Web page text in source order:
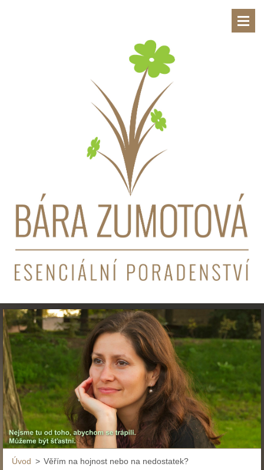
Úvod > Věřím na hojnost nebo na nedostatek?